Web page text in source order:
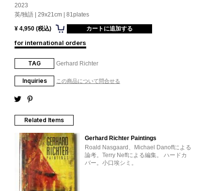
2023
英/独語 | 29x21cm | 81plates
¥ 4,950 (税込)
for international orders
TAG Gerhard Richter
Inquiries この商品について問合せる
Related Items
Gerhard Richter Paintings
Roald Nasgaard、Michael Danoffによる
論考。Terry Neffによる編集。 ハードカ
バー。小口埃シミ。